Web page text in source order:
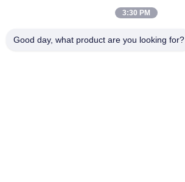
0086-189-9844-3486
3:30 PM
Good day, what product are you looking for?